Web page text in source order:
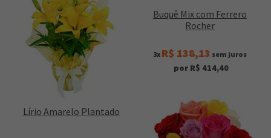
Lírio Amarelo Plantado
Buquê Mix com Ferrero
Rocher
3x R$ 138,13 sem juros
por R$ 414,40